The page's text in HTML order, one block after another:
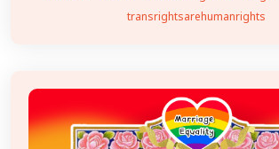
transrightsarehumanrights